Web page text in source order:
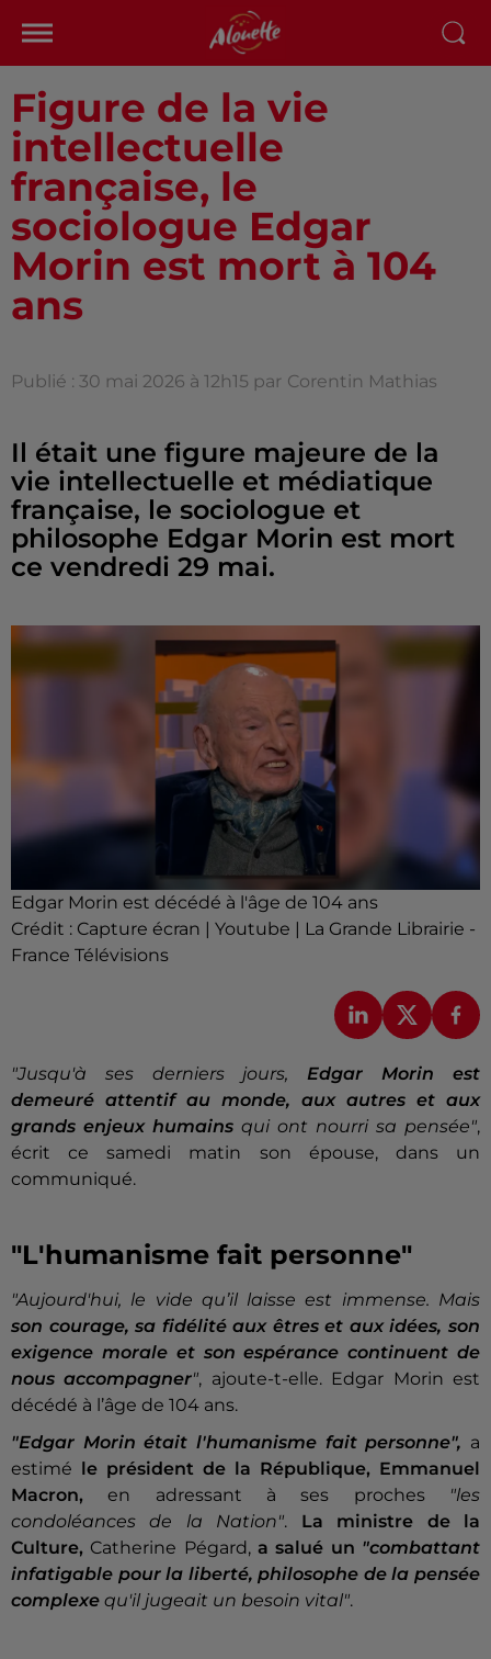
Figure de la vie
intellectuelle
française, le
sociologue Edgar
Morin est mort à 104
ans
Publié : 30 mai 2026 à 12h15 par Corentin Mathias
Il était une figure majeure de la
vie intellectuelle et médiatique
française, le sociologue et
philosophe Edgar Morin est mort
ce vendredi 29 mai.
Edgar Morin est décédé à l'âge de 104 ans
Crédit : Capture écran | Youtube | La Grande Librairie -
France Télévisions
"Jusqu'à ses derniers jours,Edgar Morin est
demeuré attentif au monde, aux autres et aux
grands enjeux humains qui ont nourri sa pensée",
écrit ce samedi matin son épouse, dans un
communiqué.
"L'humanisme fait personne"
"Aujourd'hui, le vide qu’il laisse est immense. Mais
son courage, sa fidélité aux êtres et aux idées, son
exigence morale et son espérance continuent de
nous accompagner", ajoute-t-elle. Edgar Morin est
décédé à l’âge de 104 ans.
"Edgar Morin était l'humanisme fait personne", a
estimé
le président de la République, Emmanuel
Macron, en adressant à ses proches
"les
condoléances de la Nation". La ministre de la
Culture, Catherine Pégard,a salué un "combattant
infatigable pour la liberté, philosophe de la pensée
complexe qu'il jugeait un besoin vital".